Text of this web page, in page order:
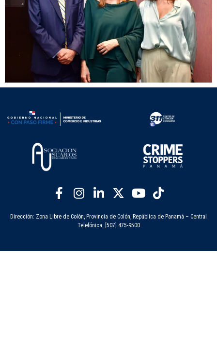
Dirección: Zona Libre de Colón, Provincia de Colón, República de Panamá – Central
Telefónica: [507] 475-9500